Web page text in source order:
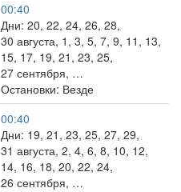
00:40
Дни: 20, 22, 24, 26, 28,
30 августа, 1, 3, 5, 7, 9, 11, 13,
15, 17, 19, 21, 23, 25,
27 сентября, …
Остановки: Везде
00:40
Дни: 19, 21, 23, 25, 27, 29,
31 августа, 2, 4, 6, 8, 10, 12,
14, 16, 18, 20, 22, 24,
26 сентября, …